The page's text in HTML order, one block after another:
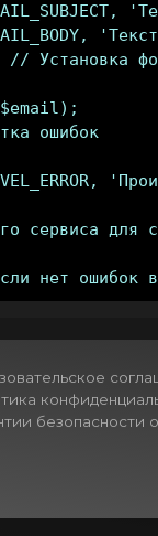
Установка
ошибок
сервиса для
безопасности